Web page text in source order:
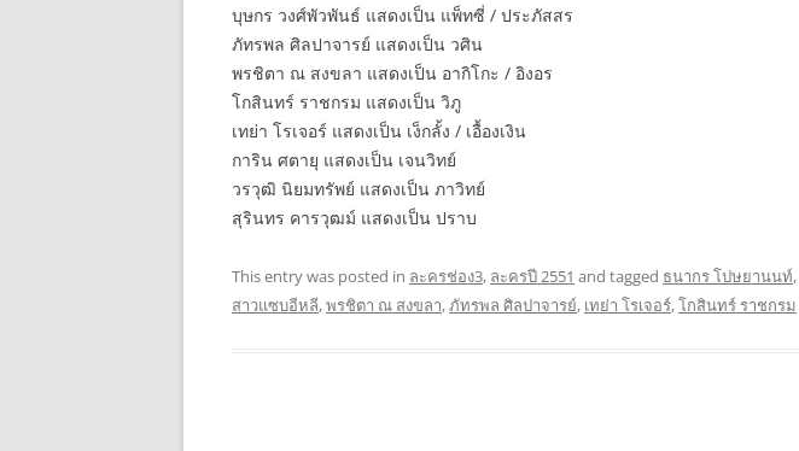
บุษกร วงศ์พัวพันธ์ แสดงเป็น แพ็ทซี่ / ประภัสสร
ภัทรพล ศิลปาจารย์ แสดงเป็น วศิน
พรชิตา ณ สงขลา แสดงเป็น อากิโกะ / อิงอร
โกสินทร์ ราชกรม แสดงเป็น วิภู
เทย่า โรเจอร์ แสดงเป็น เง็กลั้ง / เอื้องเงิน
การิน ศตายุ แสดงเป็น เจนวิทย์
วรวุฒิ นิยมทรัพย์ แสดงเป็น ภาวิทย์
สุรินทร คารวุฒม์ แสดงเป็น ปราบ
This entry was posted in ละครช่อง3, ละครปี 2551 and tagged ธนากร โปษยานนท์,
สาวแซบอีหลี,พรชิตา ณ สงขลา,ภัทรพล ศิลปาจารย์, เทย่า โรเจอร์,โกสินทร์ ราชกรม